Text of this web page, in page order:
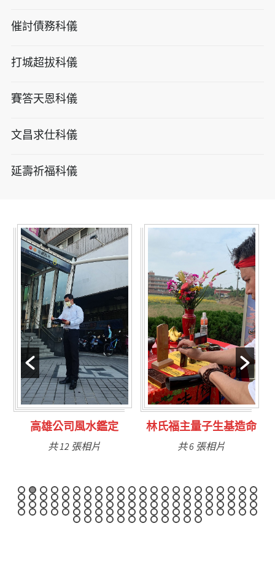
催討債務科儀
打城超拔科儀
賽答天恩科儀
文昌求仕科儀
延壽祈福科儀
林氏福主量子生基造命
共 6 張相片
台南永康風水鑑定
共 9 張相片